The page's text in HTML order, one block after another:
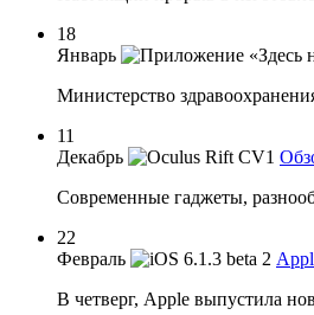
18
Январь
Министерство
11
Декабрь
Современные гаджеты,
22
Февраль
В четверг, Apple выпустила